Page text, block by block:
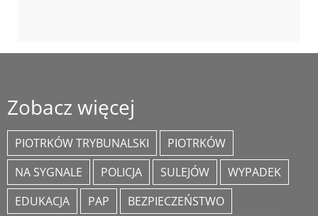
Zobacz więcej
PIOTRKÓW TRYBUNALSKI
PIOTRKÓW
NA SYGNALE
POLICJA SULEJÓW
WYPADEK
EDUKACJA
PAP
BEZPIECZEŃSTWO